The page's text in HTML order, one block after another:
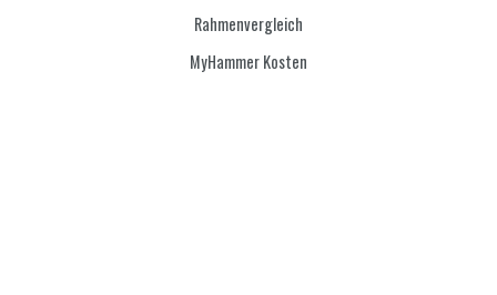
Rahmenvergleich
MyHammer Kosten